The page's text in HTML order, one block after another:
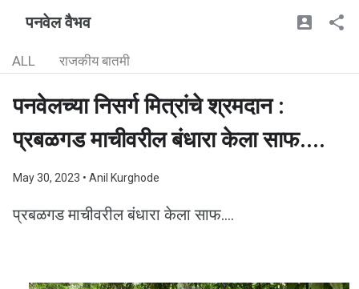
पनवेल वैभव
ALL राजकीय बातमी
पनवेलच्या निसर्ग मित्रांचे श्रमदान :
प्रबळगड माचीवरील बंधारा केला साफ....
May 30, 2023 • Anil Kurghode
प्रबळगड माचीवरील बंधाराकेलासाफ....